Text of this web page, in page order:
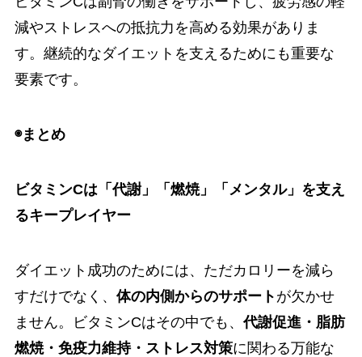
減やストレスへの抵抗力を高める効果がありま
す。継続的なダイエットを支えるためにも重要な
要素です。
◉まとめ
ビタミンCは「代謝」「燃焼」「メンタル」を支え
るキープレイヤー
ダイエット成功のためには、ただカロリーを減ら
すだけでなく、 体の内側からのサポート が欠かせ
ません。ビタミンCはその中でも、代謝促進・脂肪
燃焼・免疫力維持・ストレス対策に関わる万能な